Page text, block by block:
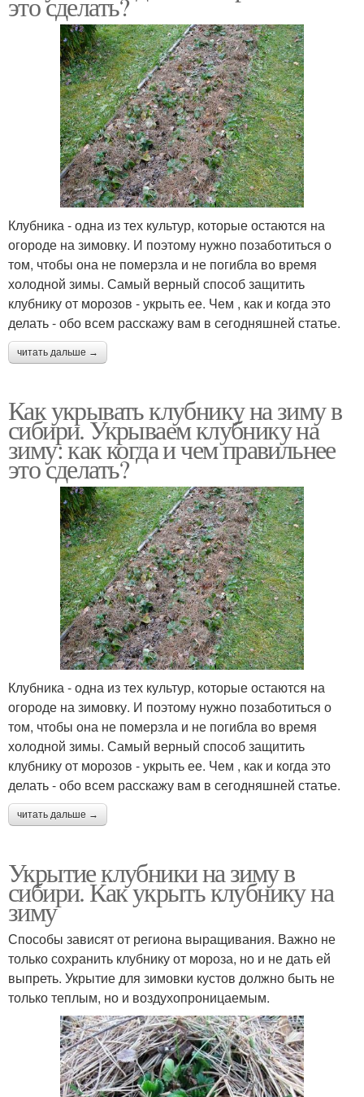
Клубника - одна из тех культур, которые остаются на
огороде на зимовку. И поэтому нужно позаботиться о
том, чтобы она не померзла и не погибла во время
холодной зимы. Самый верный способ защитить
клубнику от морозов - укрыть ее. Чем , как и когда это
делать - обо всем расскажу вам в сегодняшней статье.
читать дальше →
Как укрывать клубнику на зиму в
сибири. Укрываем клубнику на
зиму: как когда и чем правильнее
это сделать?
Клубника - одна из тех культур, которые остаются на
огороде на зимовку. И поэтому нужно позаботиться о
том, чтобы она не померзла и не погибла во время
холодной зимы. Самый верный способ защитить
клубнику от морозов - укрыть ее. Чем , как и когда это
делать - обо всем расскажу вам в сегодняшней статье.
читать дальше →
Укрытие клубники на зиму в
сибири. Как укрыть клубнику на
зиму
Способы зависят от региона выращивания. Важно не
только сохранить клубнику от мороза, но и не дать ей
выпреть. Укрытие для зимовки кустов должно быть не
только теплым, но и воздухопроницаемым.